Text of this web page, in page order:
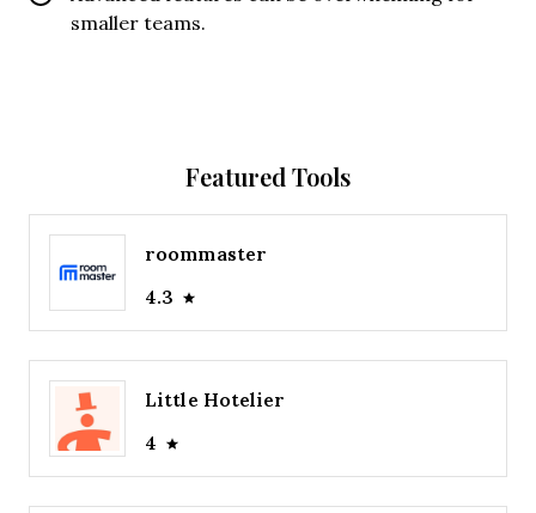
smaller teams.
Featured Tools
roommaster
4.3
Little Hotelier
4